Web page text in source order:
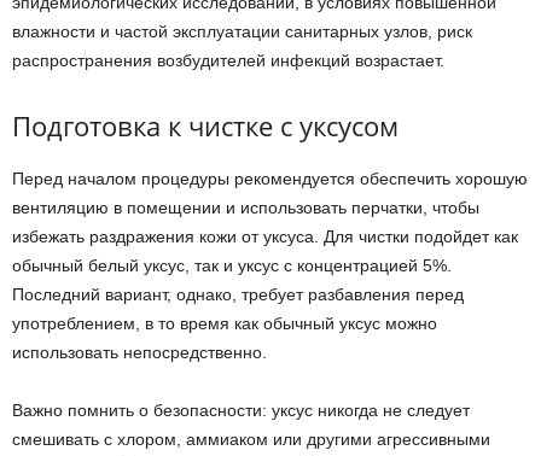
влажности и частой эксплуатации санитарных узлов, риск
распространения возбудителей инфекций возрастает.
Подготовка к чистке с уксусом
Перед началом процедуры рекомендуется обеспечить хорошую
вентиляцию в помещении и использовать перчатки, чтобы
избежать раздражения кожи от уксуса. Для чистки подойдет как
обычный белый уксус, так и уксус с концентрацией 5%.
Последний вариант, однако, требует разбавления перед
употреблением, в то время как обычный уксус можно
использовать непосредственно.
Важно помнить о безопасности: уксус никогда не следует
смешивать с хлором, аммиаком или другими агрессивными